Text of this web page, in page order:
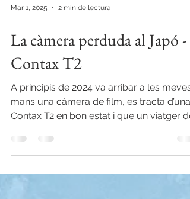
Mar 1, 2025 2 min de lectura
La càmera perduda al Japó -
Contax T2
mans una càmera de film, es tracta d’una
Contax T2 en bon estat i que un viatger